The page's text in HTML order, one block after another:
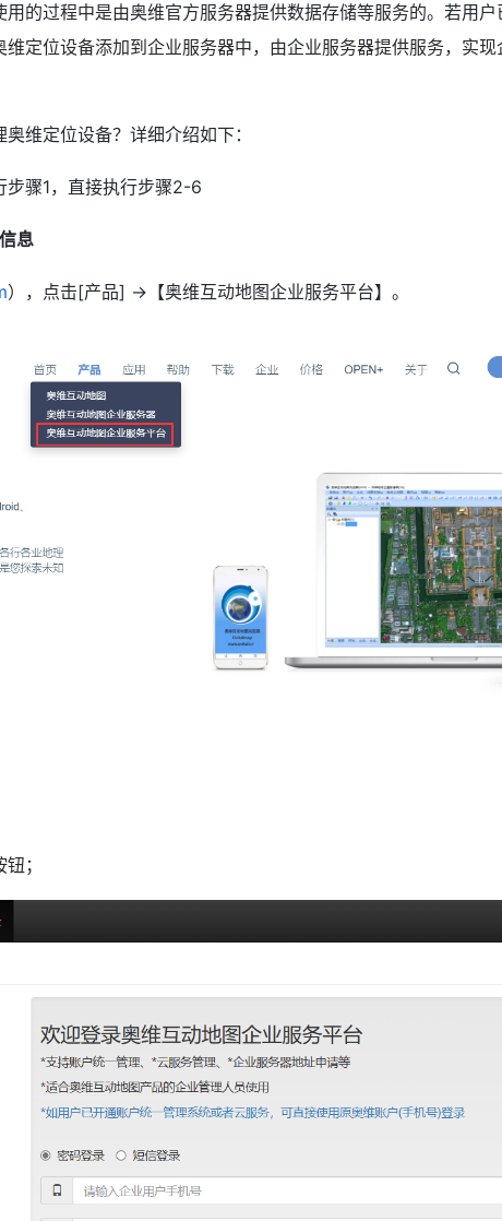
的过程中是由奥维官方服务器提供数据存储等服务的。若用
定位设备添加到企业服务器中，由企业服务器提供服务，实
维定位设备？详细介绍如下：
步骤1，直接执行步骤2-6
息
），点击[产品] →【奥维互动地图企业服务平台】。
；